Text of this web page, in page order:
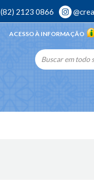
(82) 2123 0866
ACESSO À INFORMAÇÃO